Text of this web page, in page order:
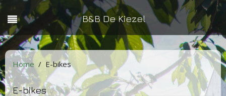
B&B De Kiezel
Home E-bikes
E-bikes